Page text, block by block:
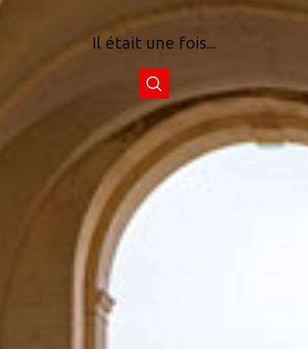
Il était une fois...